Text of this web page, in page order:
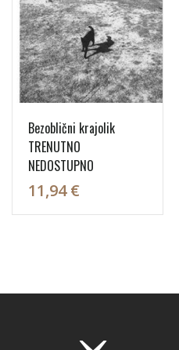
Bezoblični krajolik
TRENUTNO
NEDOSTUPNO
11,94 €